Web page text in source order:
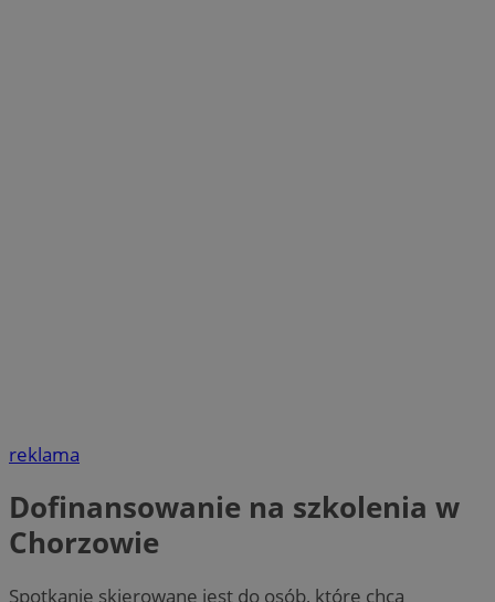
reklama
Dofinansowanie na szkolenia w
Chorzowie
Spotkanie skierowane jest do osób, które chcą